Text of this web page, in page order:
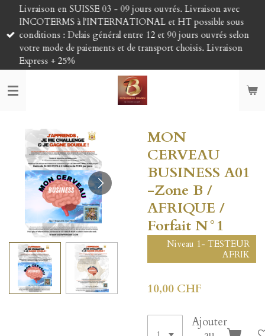
Passer
contenu
principal
Livraison en SUISSE 03 - 09 jours ouvrés. Livraison avec
INCOTERMS à l'INTERNATIONAL et HT possible sous
conditions : Delais général entre 12 et 90 jours ouvrés selon
votre mode de paiements et de transport choisis. Livraison
Express + 25%
MON
CERVEAU
BUSINESS A01
-Zone B /
AFRIQUE /
Forfait N°1
Niveau 1- TESTEUR
AFRIK
10,00 CHF
Ajouter